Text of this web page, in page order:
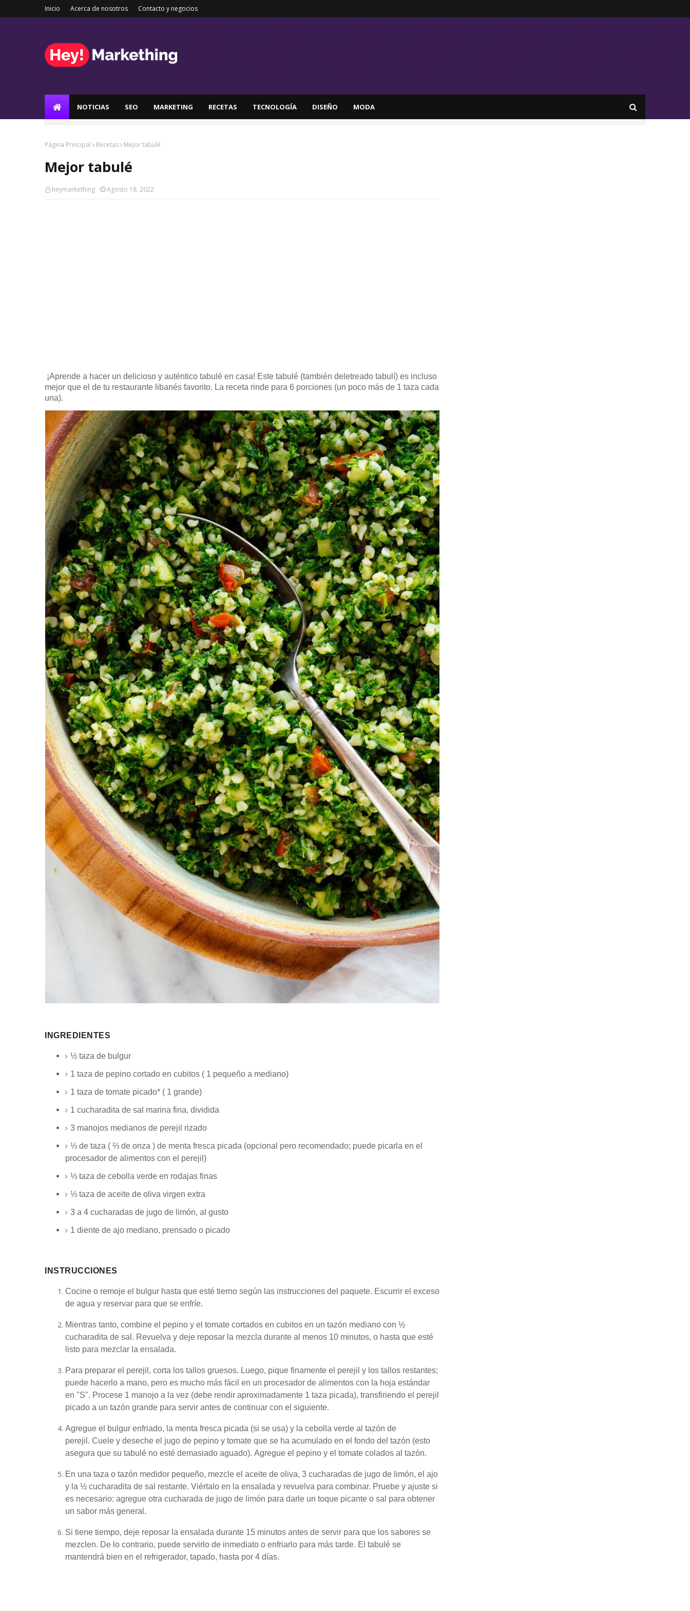
Inicio Acerca de nosotros Contacto y negocios
NOTICIAS SEO MARKETING RECETAS TECNOLOGÍA DISEÑO MODA
Página Principal Recetas Mejor tabulé
Mejor tabulé
heymarkething Agosto 18, 2022
¡Aprende a hacer un delicioso y auténtico tabulé en casa! Este tabulé (también deletreado tabulí) es incluso
mejor que el de tu restaurante libanés favorito. La receta rinde para 6 porciones (un poco más de 1 taza cada
una).
INGREDIENTES
½ taza de bulgur
1 taza de pepino cortado en cubitos ( 1 pequeño a mediano)
1 taza de tomate picado* ( 1 grande)
1 cucharadita de sal marina fina, dividida
3 manojos medianos de perejil rizado
⅓ de taza ( ⅔ de onza ) de menta fresca picada (opcional pero recomendado; puede picarla en el
procesador de alimentos con el perejil)
⅓ taza de cebolla verde en rodajas finas
⅓ taza de aceite de oliva virgen extra
3 a 4 cucharadas de jugo de limón, al gusto
1 diente de ajo mediano, prensado o picado
INSTRUCCIONES
Cocine o remoje el bulgur hasta que esté tierno según las instrucciones del paquete. Escurrir el exceso
de agua y reservar para que se enfríe.
Mientras tanto, combine el pepino y el tomate cortados en cubitos en un tazón mediano con ½
cucharadita de sal. Revuelva y deje reposar la mezcla durante al menos 10 minutos, o hasta que esté
listo para mezclar la ensalada.
Para preparar el perejil, corta los tallos gruesos. Luego, pique finamente el perejil y los tallos restantes;
puede hacerlo a mano, pero es mucho más fácil en un procesador de alimentos con la hoja estándar
en "S". Procese 1 manojo a la vez (debe rendir aproximadamente 1 taza picada), transfiriendo el perejil
picado a un tazón grande para servir antes de continuar con el siguiente.
Agregue el bulgur enfriado, la menta fresca picada (si se usa) y la cebolla verde al tazón de
perejil. Cuele y deseche el jugo de pepino y tomate que se ha acumulado en el fondo del tazón (esto
asegura que su tabulé no esté demasiado aguado). Agregue el pepino y el tomate colados al tazón.
En una taza o tazón medidor pequeño, mezcle el aceite de oliva, 3 cucharadas de jugo de limón, el ajo
y la ½ cucharadita de sal restante. Viértalo en la ensalada y revuelva para combinar. Pruebe y ajuste si
es necesario: agregue otra cucharada de jugo de limón para darle un toque picante o sal para obtener
un sabor más general.
Si tiene tiempo, deje reposar la ensalada durante 15 minutos antes de servir para que los sabores se
mezclen. De lo contrario, puede servirlo de inmediato o enfriarlo para más tarde. El tabulé se
mantendrá bien en el refrigerador, tapado, hasta por 4 días.